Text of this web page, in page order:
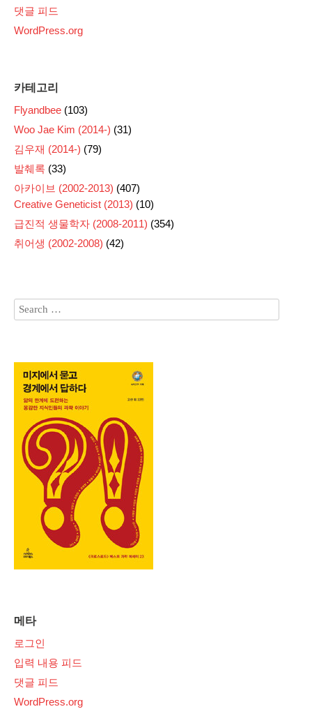
댓글 피드
WordPress.org
카테고리
Flyandbee (103)
Woo Jae Kim (2014-) (31)
김우재 (2014-) (79)
발췌록 (33)
아카이브 (2002-2013) (407)
Creative Geneticist (2013) (10)
급진적 생물학자 (2008-2011) (354)
취어생 (2002-2008) (42)
메타
로그인
입력 내용 피드
댓글 피드
WordPress.org